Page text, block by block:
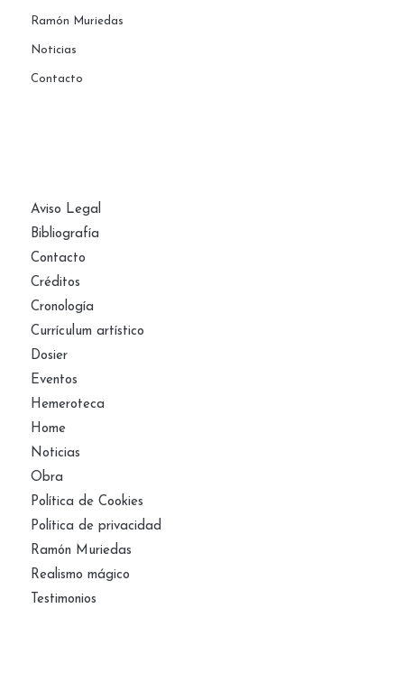
Ramón Muriedas
Noticias
Contacto
Aviso Legal
Bibliografía
Contacto
Créditos
Cronología
Currículum artístico
Dosier
Eventos
Hemeroteca
Home
Noticias
Obra
Política de Cookies
Política de privacidad
Ramón Muriedas
Realismo mágico
Testimonios